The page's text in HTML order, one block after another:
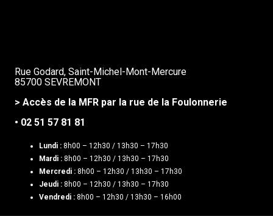
Rue Godard, Saint-Michel-Mont-Mercure
85700 SEVREMONT
> Accès de la MFR par la rue de la Foulonnerie
• 02 51 57 81 81
Lundi : 8h00 – 12h30 / 13h30 – 17h30
Mardi : 8h00 – 12h30 / 13h30 – 17h30
Mercredi : 8h00 – 12h30 / 13h30 – 17h30
Jeudi : 8h00 – 12h30 / 13h30 – 17h30
Vendredi : 8h00 – 12h30 / 13h30 – 16h00